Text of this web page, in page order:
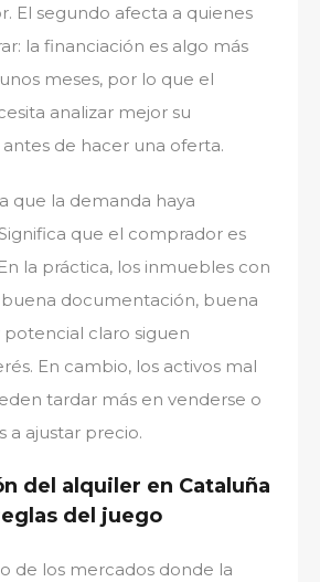
El segundo afecta a quienes
la financiación es algo más
meses, por lo que el
analizar mejor su
de hacer una oferta.
que la demanda haya
que el comprador es
la práctica, los inmuebles con
documentación, buena
claro siguen
En cambio, los activos mal
tardar más en venderse o
a ajustar precio.
del alquiler en Cataluña
del juego
de los mercados donde la